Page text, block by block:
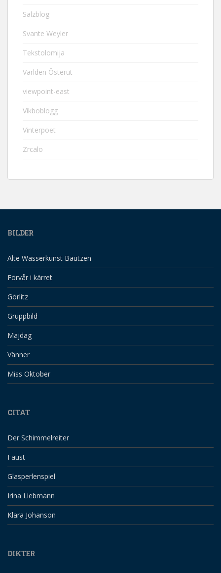
Salzblog
Svante Weyler
Tekstolomija
Världen Österut
viewpoint-east
Vikboblogg
Vinterpoet
Zrcalo
BILDER
Alte Wasserkunst Bautzen
Förvår i kärret
Görlitz
Gruppbild
Majdag
Vänner
Miss Oktober
CITAT
Der Schimmelreiter
Faust
Glasperlenspiel
Irina Liebmann
Klara Johanson
DIKTER